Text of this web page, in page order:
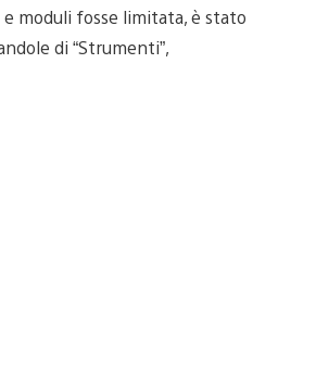
moduli fosse limitata, è stato
di “Strumenti”,